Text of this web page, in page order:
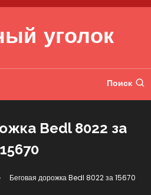
уголок
Поиск
Bedl 8022 за
15670
Беговая дорожка Bedl 8022 за 15670